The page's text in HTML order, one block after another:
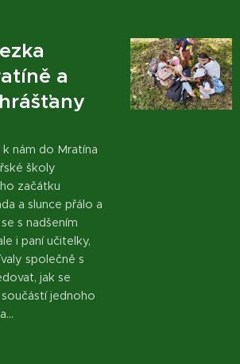
a
nám do Mratína
školy
začátku
a slunce přálo a
s nadšením
i paní učitelky,
společně s
jak se
jednoho